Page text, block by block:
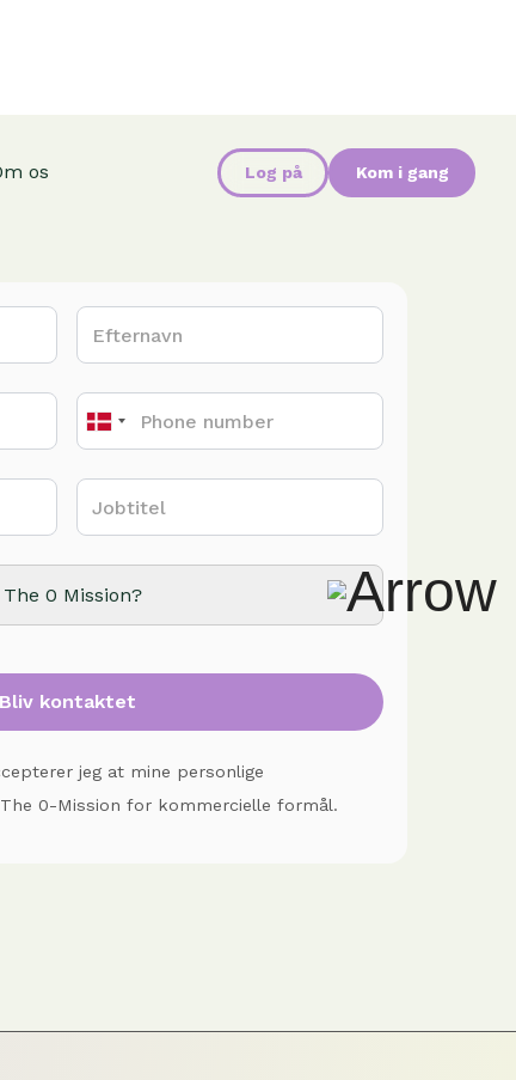
os Log på Kom i gang
0 Mission?
jeg at mine personlige
0-Mission for kommercielle formål.